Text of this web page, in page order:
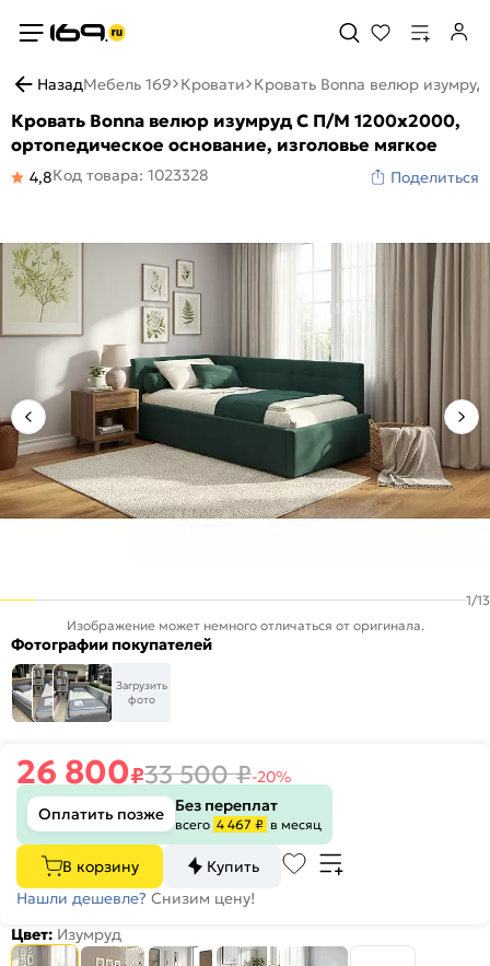
НазадМебель 169 Кровати Кровать Bonna велюр
Кровать Bonna велюр изумруд С П/М 1200x2000,
ортопедическое основание, изголовье мягкое
4,8Код товара: 1023328 Поделиться
1/13
Изображение может немного отличаться от оригинала.
Фотографии покупателей
Загрузить
фото
26 800₽33 500₽-20%
Оплатить позже
Без переплат
всего 4 467 ₽ в месяц
В корзину
Купить
Нашли дешевле? Снизим цену!
Цвет: Изумруд